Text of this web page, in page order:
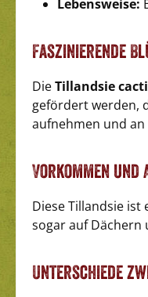
Lebensweise:
Faszinierende
DieTillandsie
gefördert werden,
aufnehmen und
Vorkommen
Diese Tillandsie ist
sogar auf Dächern
Unterschiede